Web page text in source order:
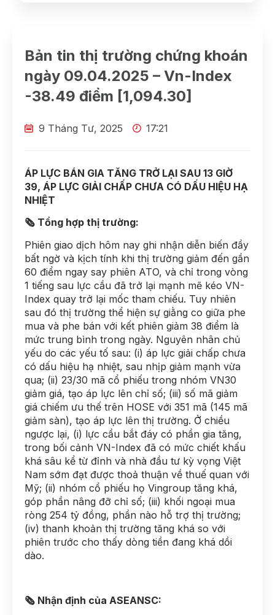
Bản tin thị trường chứng khoán
ngày 09.04.2025 – Vn-Index
-38.49 điểm [1,094.30]
9 Tháng Tư, 2025 17:21
ÁP LỰC BÁN GIA TĂNG TRỞ LẠI SAU 13 GIỜ
39, ÁP LỰC GIẢI CHẤP CHƯA CÓ DẤU HIỆU HẠ
NHIỆT
🗞 Tổng hợp thị trường:
Phiên giao dịch hôm nay ghi nhận diễn biến đầy
bất ngờ và kịch tính khi thị trường giảm đến gần
60 điểm ngay say phiên ATO, và chỉ trong vòng
1 tiếng sau lực cầu đã trở lại mạnh mẽ kéo VN-
Index quay trở lại mốc tham chiếu. Tuy nhiên
sau đó thị trường thể hiện sự giằng co giữa phe
mua và phe bán với kết phiên giảm 38 điểm là
mức trung bình trong ngày. Nguyên nhân chủ
yếu do các yếu tố sau: (i) áp lực giải chấp chưa
có dấu hiệu hạ nhiệt, sau nhịp giảm mạnh vừa
qua; (ii) 23/30 mã cổ phiếu trong nhóm VN30
giảm giá, tạo áp lực lên chỉ số; (iii) số mã giảm
giá chiếm ưu thế trên HOSE với 351 mã (145 mã
giảm sàn), tạo áp lực lên thị trường. Ở chiều
ngược lại, (i) lực cầu bắt đáy có phần gia tăng,
trong bối cảnh VN-Index đã có mức chiết khấu
khá sâu kể từ đỉnh và nhà đầu tư kỳ vọng Việt
Nam sớm đạt được thoả thuận về thuế quan với
Mỹ; (ii) nhóm cổ phiếu họ Vingroup tăng khá,
góp phần nâng đỡ chỉ số; (iii) khối ngoại mua
ròng 254 tỷ đồng, phần nào hỗ trợ thị trường;
(iv) thanh khoản thị trường tăng khá so với
phiên trước cho thấy dòng tiền đang khá dồi
dào.
🗞 Nhận định của ASEANSC: